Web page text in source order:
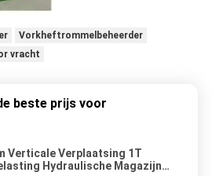
Vorkheftrommelbeheerder
vracht
beste prijs voor
Verticale Verplaatsing 1T
Hydraulische Magazijn